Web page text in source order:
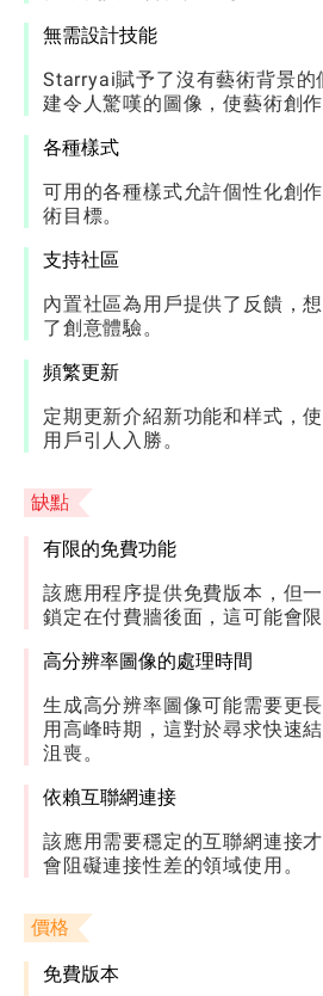
無需設計技能
Starryai賦予了沒有藝術背景的
建令人驚嘆的圖像，使藝術創作
各種樣式
可用的各種樣式允許個性化創
術目標。
支持社區
內置社區為用戶提供了反饋，
了創意體驗。
頻繁更新
定期更新介紹新功能和样式，
用戶引人入勝。
缺點
有限的免費功能
該應用程序提供免費版本，但
鎖定在付費牆後面，這可能會限
高分辨率圖像的處理時間
生成高分辨率圖像可能需要更
用高峰時期，這對於尋求快速
沮喪。
依賴互聯網連接
該應用需要穩定的互聯網連接
會阻礙連接性差的領域使用。
價格
免費版本